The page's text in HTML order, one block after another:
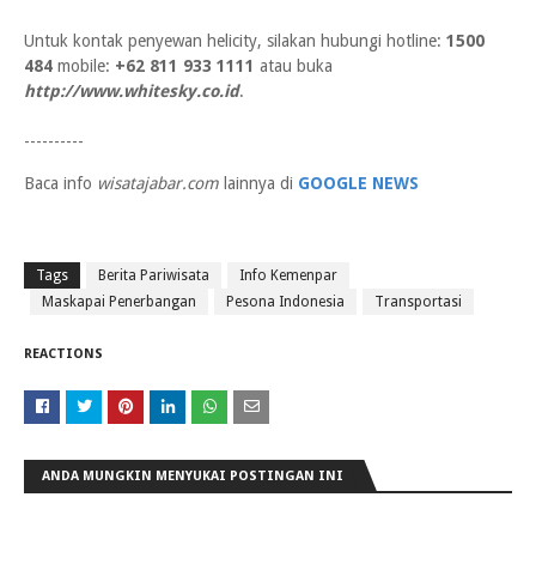
Untuk kontak penyewan helicity, silakan hubungi hotline: 1500
484 mobile: +62 811 933 1111 atau buka
http://www.whitesky.co.id.
----------
Baca info wisatajabar.com lainnya di GOOGLE NEWS
Tags Berita Pariwisata
Info Kemenpar
Maskapai Penerbangan
Pesona Indonesia Transportasi
REACTIONS
ANDA MUNGKIN MENYUKAI POSTINGAN INI